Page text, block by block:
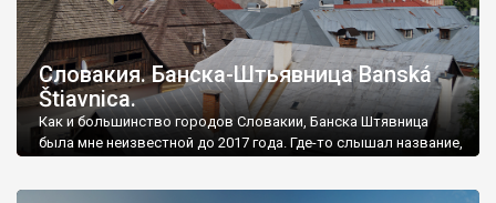
Словакия. Банска-Штьявница Banská
Štiavnica.
Как и большинство городов Словакии, Банска Штявница
была мне неизвестной до 2017 года. Где-то слышал название,